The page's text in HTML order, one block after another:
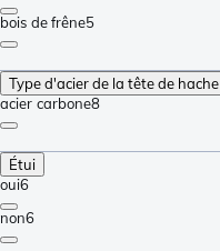
bois de frêne5
Type d'acier de la tête de hache
acier carbone8
Étui
oui6
non6